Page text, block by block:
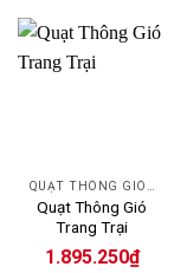
Quạt Thông Gió
Trang Trại
1.895.250₫